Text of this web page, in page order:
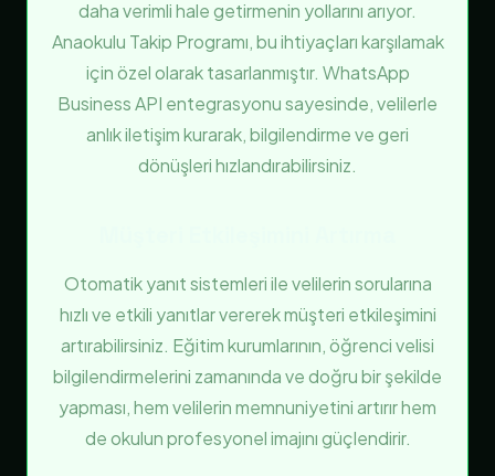
daha verimli hale getirmenin yollarını arıyor.
Anaokulu Takip Programı, bu ihtiyaçları karşılamak
için özel olarak tasarlanmıştır. WhatsApp
Business API entegrasyonu sayesinde, velilerle
anlık iletişim kurarak, bilgilendirme ve geri
dönüşleri hızlandırabilirsiniz.
Otomatik yanıt sistemleri ile velilerin sorularına
hızlı ve etkili yanıtlar vererek müşteri etkileşimini
artırabilirsiniz. Eğitim kurumlarının, öğrenci velisi
bilgilendirmelerini zamanında ve doğru bir şekilde
yapması, hem velilerin memnuniyetini artırır hem
de okulun profesyonel imajını güçlendirir.